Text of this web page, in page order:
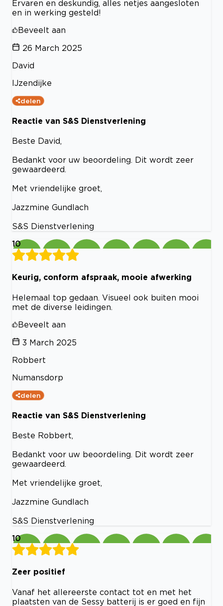
Ervaren en deskundig, alles netjes aangesloten
en in werking gesteld!
Beveelt aan
26 March 2025
David
IJzendijke
delen
Reactie van S&S Dienstverlening
Beste David,
Bedankt voor uw beoordeling. Dit wordt zeer
gewaardeerd.
Met vriendelijke groet,
Jazzmine Gundlach
S&S Dienstverlening
10
Keurig, conform afspraak, mooie afwerking
Helemaal top gedaan. Visueel ook buiten mooi
met de diverse leidingen.
Beveelt aan
3 March 2025
Robbert
Numansdorp
delen
Reactie van S&S Dienstverlening
Beste Robbert,
Bedankt voor uw beoordeling. Dit wordt zeer
gewaardeerd.
Met vriendelijke groet,
Jazzmine Gundlach
S&S Dienstverlening
10
Zeer positief
Vanaf het allereerste contact tot en met het
plaatsten van de Sessy batterij is er goed en fijn